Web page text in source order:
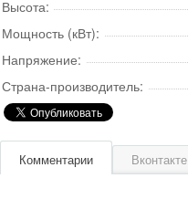
Высота:
Мощность (кВт):
Напряжение:
Страна-производитель:
Комментарии Вконтакте